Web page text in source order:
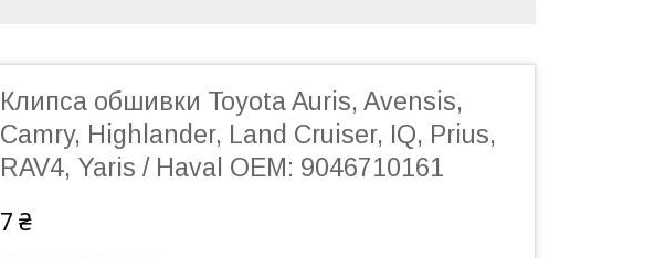
Клипса обшивки Toyota Auris, Avensis,
Camry, Highlander, Land Cruiser, IQ, Prius,
RAV4, Yaris / Haval OEM: 9046710161
7 ₴